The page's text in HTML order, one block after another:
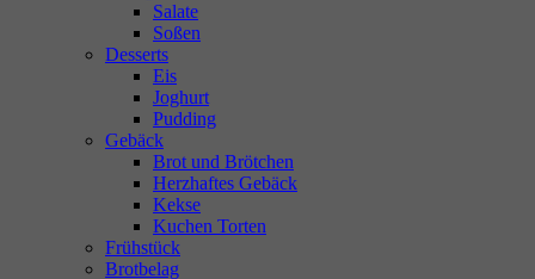
Salate
Soßen
Desserts
Eis
Joghurt
Pudding
Gebäck
Brot und Brötchen
Herzhaftes Gebäck
Kekse
Kuchen Torten
Frühstück
Brotbelag